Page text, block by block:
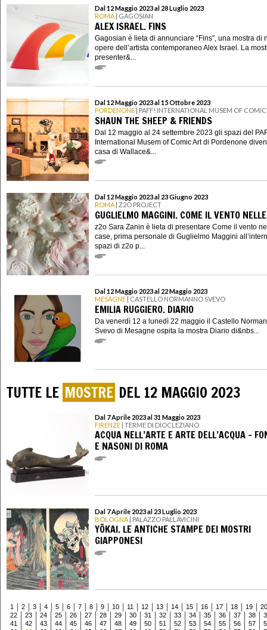
Dal 12 Maggio 2023 al 28 Luglio 2023
ROMA | GAGOSIAN
ALEX ISRAEL. FINS
Gagosian è lieta di annunciare “Fins”, una mostra di
opere dell’artista contemporaneo Alex Israel. La
presenter&...
Dal 12 Maggio 2023 al 15 Ottobre 2023
PORDENONE | PAFF! INTERNATIONAL MUSEM OF
SHAUN THE SHEEP & FRIENDS
Dal 12 maggio al 24 settembre 2023 gli spazi del
International Musem of Comic Art di Pordenone
casa di Wallace&...
Dal 12 Maggio 2023 al 23 Giugno 2023
ROMA | Z2O PROJECT
GUGLIELMO MAGGINI. COME IL VENTO
z2o Sara Zanin è lieta di presentare Come il vento
case, prima personale di Guglielmo Maggini
spazi di z2o p...
Dal 12 Maggio 2023 al 22 Maggio 2023
MESAGNE | CASTELLO NORMANNO SVEVO
EMILIA RUGGIERO. DIARIO
Da venerdì 12 a lunedì 22 maggio il Castello
Svevo di Mesagne ospita la mostra Diario di&nbs...
TUTTE LE MOSTRE DEL 12 MAGGIO 2023
Dal 7 Aprile 2023 al 31 Maggio 2023
FIRENZE | TERME DI DIOCLEZIANO
ACQUA NELL’ARTE E ARTE DELL’ACQUA –
E NASONI DI ROMA
Dal 7 Aprile 2023 al 23 Luglio 2023
BOLOGNA | PALAZZO PALLAVICINI
YŌKAI. LE ANTICHE STAMPE DEI MOSTRI
GIAPPONESI
1 2 3 4 5 6 7 8 9 10 11 12 13 14 15 16 17 18 19
20
22
23 24 25 26 27 28 29 30 31 32 33 34 35 36 37 38
41
42 43 44 45 46 47 48 49 50 51 52 53 54 55 56 57